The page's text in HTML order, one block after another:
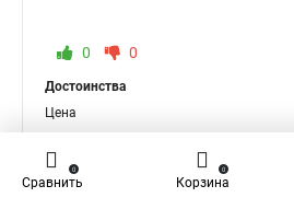
0 0
Достоинства
Цена
Нет
Сравнить
0
Корзина
0